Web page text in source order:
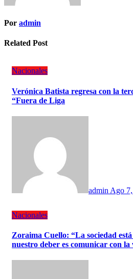
Por admin
Related Post
Nacionales
Verónica Batista regresa con la
“Fuera de Liga
admin Ago
Nacionales
Zoraima Cuello: “La sociedad
nuestro deber es comunicar con la